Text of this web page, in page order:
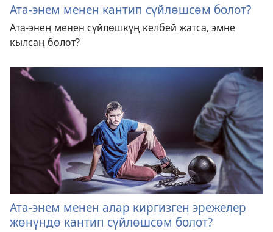
Ата-энем менен кантип сүйлөшсөм болот?
Ата-энең менен сүйлөшкүң келбей жатса, эмне
кылсаң болот?
Ата-энем менен алар киргизген эрежелер
жөнүндө кантип сүйлөшсөм болот?